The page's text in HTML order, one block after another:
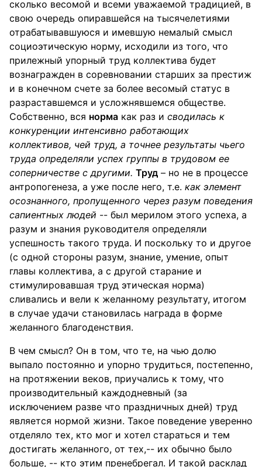
сколько весомой и всеми уважаемой традицией, в
свою очередь опиравшейся на тысячелетиями
отрабатывавшуюся и имевшую немалый смысл
социоэтическую норму, исходили из того, что
прилежный упорный труд коллектива будет
вознагражден в соревновании старших за престиж
и в конечном счете за более весомый статус в
разраставшемся и усложнявшемся обществе.
Собственно, вся норма как раз и сводилась к
конкуренции интенсивно работающих
коллективов, чей труд, а точнее результаты чьего
труда определяли успех группы в трудовом ее
соперничестве с другими. Труд – но не в процессе
антропогенеза, а уже после него, т.е. как элемент
осознанного, пропущенного через разум поведения
сапиентных людей -- был мерилом этого успеха, а
разум и знания руководителя определяли
успешность такого труда. И поскольку то и другое
(с одной стороны разум, знание, умение, опыт
главы коллектива, а с другой старание и
стимулировавшая труд этическая норма)
сливались и вели к желанному результату, итогом
в случае удачи становилась награда в форме
желанного благоденствия.
В чем смысл? Он в том, что те, на чью долю
выпало постоянно и упорно трудиться, постепенно,
на протяжении веков, приучались к тому, что
производительный каждодневный (за
исключением разве что праздничных дней) труд
является нормой жизни. Такое поведение уверенно
отделяло тех, кто мог и хотел стараться и тем
достигать желанного, от тех,-- их обычно было
больше, -- кто этим пренебрегал. И такой расклад